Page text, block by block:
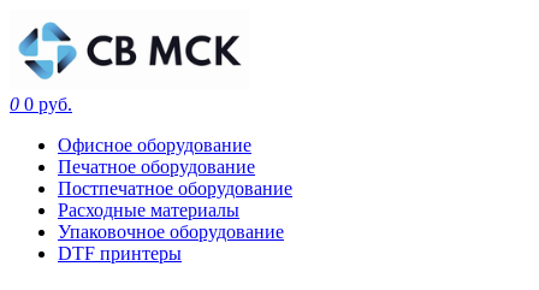
0 0 руб.
Офисное оборудование
Печатное оборудование
Постпечатное оборудование
Расходные материалы
Упаковочное оборудование
DTF принтеры